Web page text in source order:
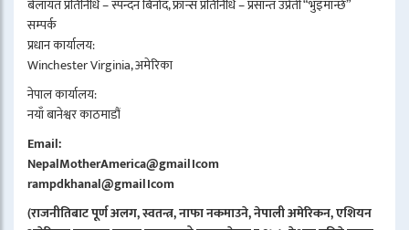
बेलायत प्रतिनिधि – स्पन्दन बिनोद, फ्रान्स प्रतिनिधि – प्रसान्त उप्रेती “भुइँमान्छे”
सम्पर्क
प्रधान कार्यालय:
Winchester Virginia, अमेरिका
नेपाल कार्यालय:
नयाँ बानेश्वर काठमाडौं
Email:
NepalMotherAmerica@gmail।com
rampdkhanal@gmail।com
(राजनीतिबाट पूर्ण अलग, स्वतन्त्र, नाफा नकमाउने, नेपाली अमेरिकन, एशियन